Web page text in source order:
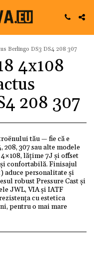
Berlingo DS3 DS4 208 307
4x108
208 307
tău — fie că e
208, 307 sau alte modele
lățime 7J și offset
confortabilă. Finisajul
aduce personalitate și
robust Pressure Cast și
JWL, VIA și IATF
cu estetica
pentru o mai mare